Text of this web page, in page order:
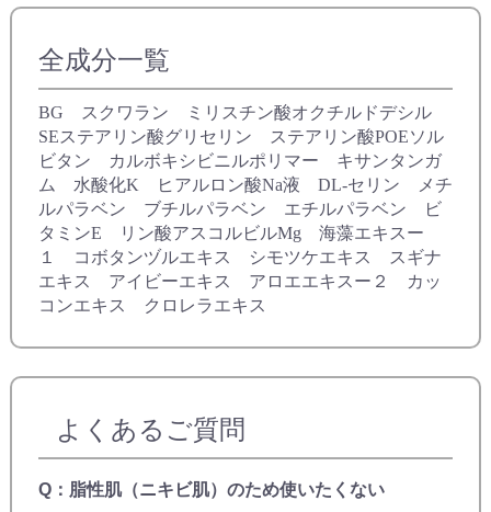
全成分一覧
BG スクワラン ミリスチン酸オクチルドデシル
SEステアリン酸グリセリン ステアリン酸POEソル
ビタン カルボキシビニルポリマー キサンタンガ
ム 水酸化K ヒアルロン酸Na液 DL-セリン メチ
ルパラベン ブチルパラベン エチルパラベン ビ
タミンE リン酸アスコルビルMg 海藻エキスー
１ コボタンヅルエキス シモツケエキス スギナ
エキス アイビーエキス アロエエキスー２ カッ
コンエキス クロレラエキス
よくあるご質問
Q：脂性肌（ニキビ肌）のため使いたくない